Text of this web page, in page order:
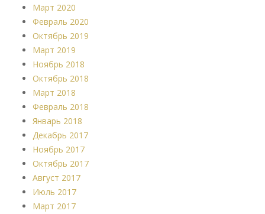
Март 2020
Февраль 2020
Октябрь 2019
Март 2019
Ноябрь 2018
Октябрь 2018
Март 2018
Февраль 2018
Январь 2018
Декабрь 2017
Ноябрь 2017
Октябрь 2017
Август 2017
Июль 2017
Март 2017